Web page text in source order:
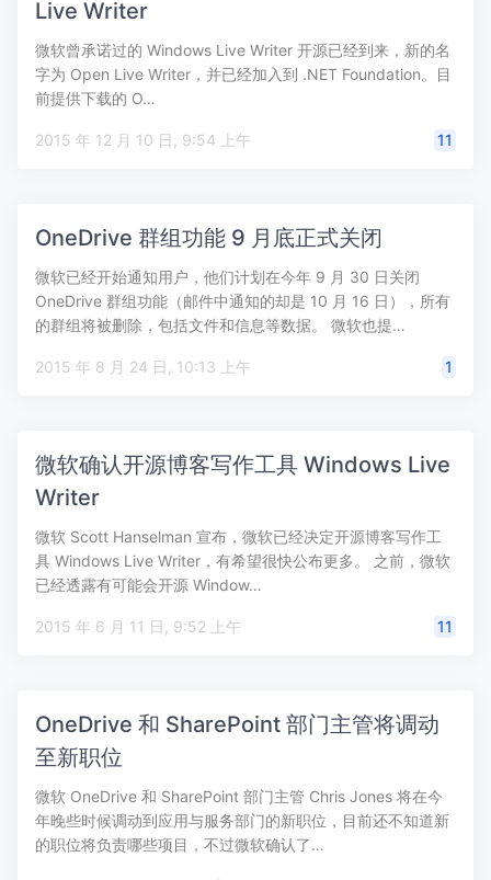
Live Writer
微软曾承诺过的 Windows Live Writer 开源已经到来，新的名
字为 Open Live Writer，并已经加入到 .NET Foundation。目
前提供下载的 O…
2015 年 12 月 10 日, 9:54 上午 11
OneDrive 群组功能 9 月底正式关闭
微软已经开始通知用户，他们计划在今年 9 月 30 日关闭
OneDrive 群组功能（邮件中通知的却是 10 月 16 日），所有
的群组将被删除，包括文件和信息等数据。 微软也提…
2015 年 8 月 24 日, 10:13 上午 1
微软确认开源博客写作工具 Windows Live
Writer
微软 Scott Hanselman 宣布，微软已经决定开源博客写作工
具 Windows Live Writer，有希望很快公布更多。 之前，微软
已经透露有可能会开源 Window…
2015 年 6 月 11 日, 9:52 上午 11
OneDrive 和 SharePoint 部门主管将调动
至新职位
微软 OneDrive 和 SharePoint 部门主管 Chris Jones 将在今
年晚些时候调动到应用与服务部门的新职位，目前还不知道新
的职位将负责哪些项目，不过微软确认了…